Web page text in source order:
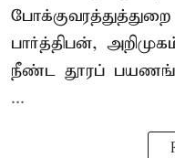
பார்த்திபன்,
நீண்ட தூரப்
...